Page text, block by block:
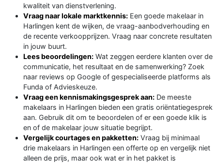
kwaliteit van dienstverlening.
Vraag naar lokale marktkennis: Een goede makelaar in
Harlingen kent de wijken, de vraag-aanbodverhouding en
de recente verkoopprijzen. Vraag naar concrete resultaten
in jouw buurt.
Lees beoordelingen: Wat zeggen eerdere klanten over de
communicatie, het resultaat en de samenwerking? Zoek
naar reviews op Google of gespecialiseerde platforms als
Funda of Advieskeuze.
Vraag een kennismakingsgesprek aan: De meeste
makelaars in Harlingen bieden een gratis oriëntatiegesprek
aan. Gebruik dit om te beoordelen of er een goede klik is
en of de makelaar jouw situatie begrijpt.
Vergelijk courtages en pakketten: Vraag bij minimaal
drie makelaars in Harlingen een offerte op en vergelijk niet
alleen de prijs, maar ook wat er in het pakket is